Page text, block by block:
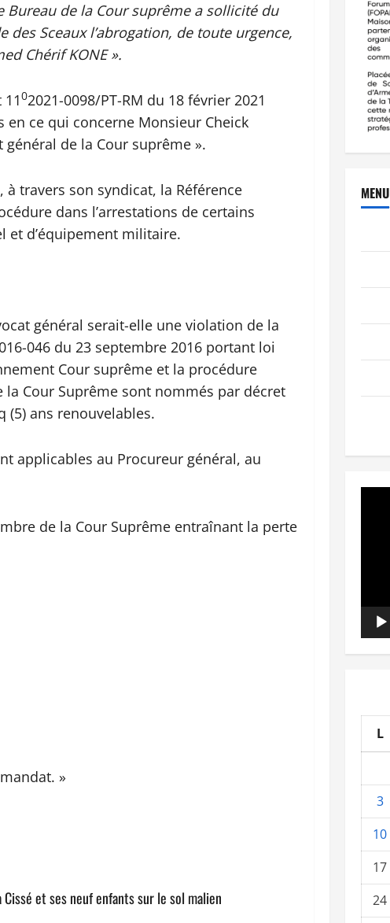
Bureau de la Cour suprême a sollicité du
des Sceaux l’abrogation, de toute urgence,
Chérif KONE ».
02021-0098/PT-RM du 18 février 2021
ce qui concerne Monsieur Cheick
de la Cour suprême ».
travers son syndicat, la Référence
dans l’arrestations de certains
et d’équipement militaire.
général serait-elle une violation de la
046 du 23 septembre 2016 portant loi
Cour suprême et la procédure
Cour Suprême sont nommés par décret
(5) ans renouvelables.
applicables au Procureur général, au
de la Cour Suprême entraînant la perte
»
et ses neuf enfants sur le sol malien
MENU
L
3
10
17
24